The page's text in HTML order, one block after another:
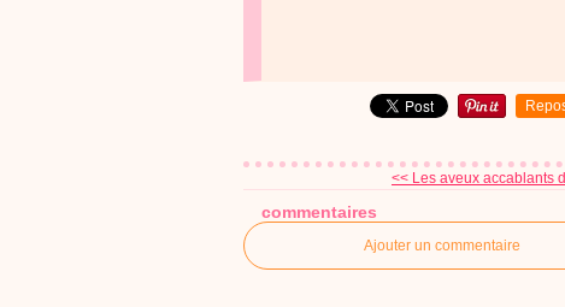
<< Les aveux accablants
commentaires
Ajouter un commentaire